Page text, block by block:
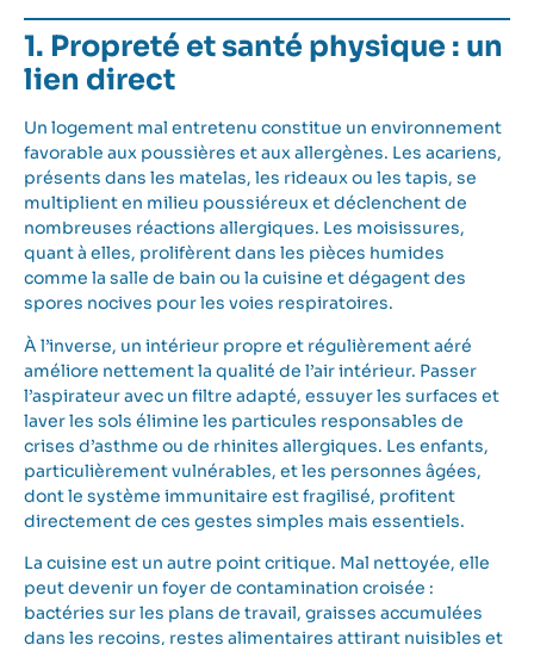
1. Propreté et santé physique : un
lien direct
Un logement mal entretenu constitue un environnement
favorable aux poussières et aux allergènes. Les acariens,
présents dans les matelas, les rideaux ou les tapis, se
multiplient en milieu poussiéreux et déclenchent de
nombreuses réactions allergiques. Les moisissures,
quant à elles, prolifèrent dans les pièces humides
comme la salle de bain ou la cuisine et dégagent des
spores nocives pour les voies respiratoires.
À l’inverse, un intérieur propre et régulièrement aéré
améliore nettement la qualité de l’air intérieur. Passer
l’aspirateur avec un filtre adapté, essuyer les surfaces et
laver les sols élimine les particules responsables de
crises d’asthme ou de rhinites allergiques. Les enfants,
particulièrement vulnérables, et les personnes âgées,
dont le système immunitaire est fragilisé, profitent
directement de ces gestes simples mais essentiels.
La cuisine est un autre point critique. Mal nettoyée, elle
peut devenir un foyer de contamination croisée :
bactéries sur les plans de travail, graisses accumulées
dans les recoins, restes alimentaires attirant nuisibles et